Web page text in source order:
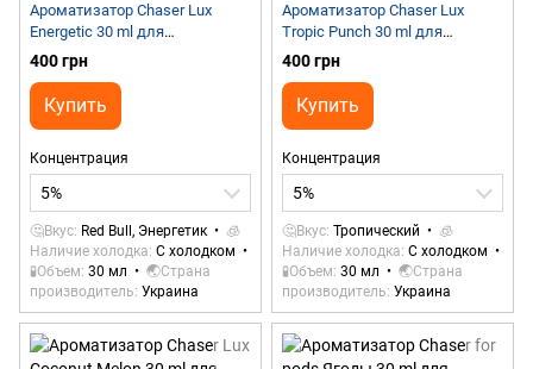
Ароматизатор Chaser Lux
Energetic 30 ml для
самозамеса
400 грн
Купить
Концентрация
5%
🤔Вкус Red Bull, Энергетик
🧊
Наличие холодка С холодком
🧪Объем 30 мл
🌏Страна
производитель Украина
Ароматизатор Chaser Lux
Tropic Punch 30 ml для
самозамеса
400 грн
Купить
Концентрация
5%
🤔Вкус Тропический
🧊
Наличие холодка С холодком
🧪Объем 30 мл
🌏Страна
производитель Украина